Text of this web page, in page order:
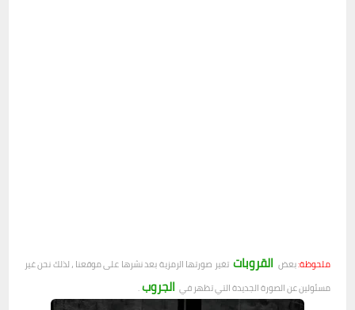
ملحوظة:بعض القروبات تغير صورتها الرمزية بعد نشرها على موقعنا ، لذلك نحن غير
مسئولين عن الصورة الجديدة التي تظهر في الجروب.